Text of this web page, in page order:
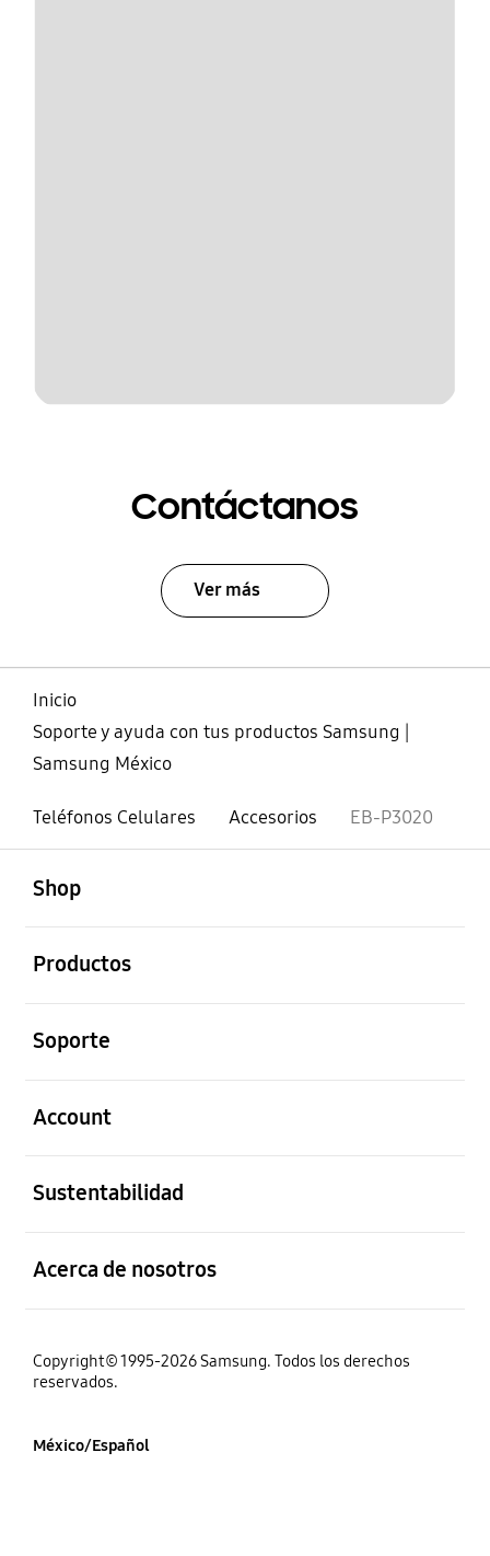
Contáctanos
Ver más
Inicio
Soporte y ayuda con tus productos Samsung |
Samsung México
Teléfonos Celulares Accesorios EB-P3020
Shop
Productos
Soporte
Account
Sustentabilidad
Acerca de nosotros
Copyright© 1995-2026 Samsung. Todos los derechos
reservados.
México/Español